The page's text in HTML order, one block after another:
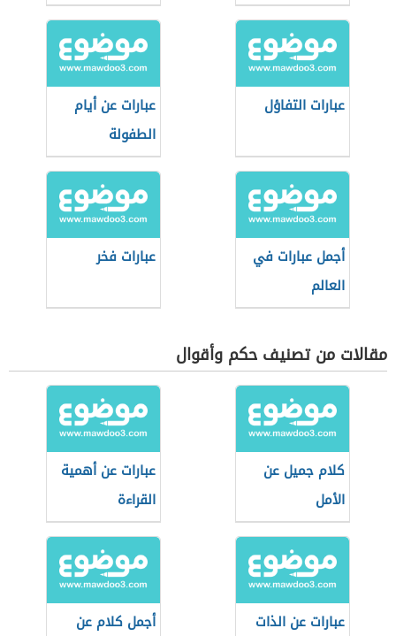
عبارات التفاؤل
عبارات عن أيام
الطفولة
أجمل عبارات في
العالم
عبارات فخر
مقالات من تصنيف حكم وأقوال
كلام جميل عن
الأمل
عبارات عن أهمية
القراءة
عبارات عن الذات
أجمل كلام عن